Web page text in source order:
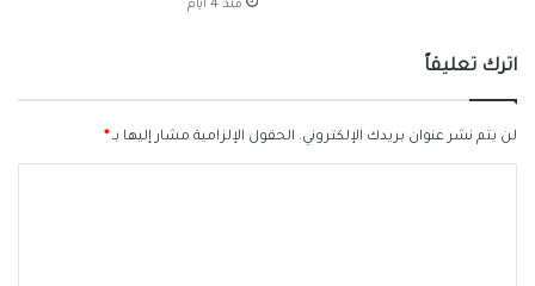
منذ 4 أيام
اترك تعليقاً
لن يتم نشر عنوان بريدك الإلكتروني. الحقول الإلزامية مشار إليها بـ*